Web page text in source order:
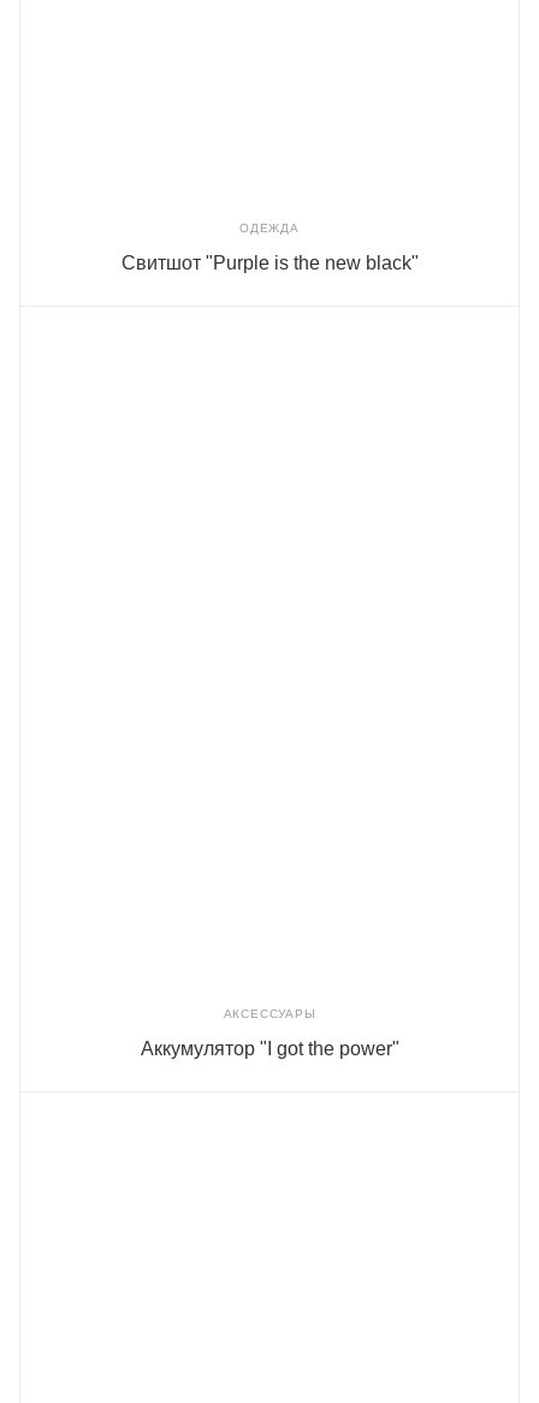
ОДЕЖДА
Свитшот "Purple is the new black"
АКСЕССУАРЫ
Аккумулятор "I got the power"